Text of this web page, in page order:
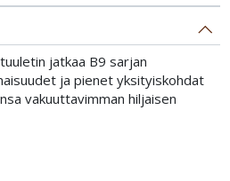
jatkaa B9 sarjan
ja pienet yksityiskohdat
vakuuttavimman hiljaisen